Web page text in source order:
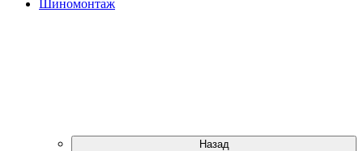
Шиномонтаж
Назад